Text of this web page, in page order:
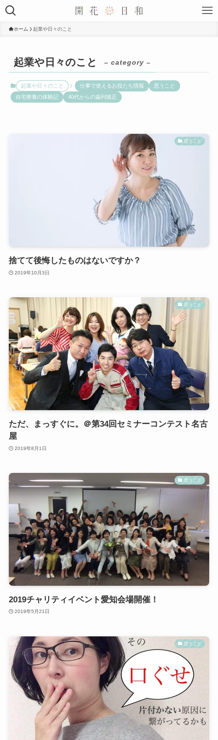
ホーム 起業や日々のこと
起業や日々のこと – category –
起業や日々のこと 仕事で使えるお役たち情報
思うこと
自宅療養の体験記
40代からの歯列矯正
思うこと
捨てて後悔したものはないですか？
2019年10月3日
思うこと
ただ、まっすぐに。＠第34回セミナーコンテスト名古
屋
2019年8月1日
思うこと
2019チャリティイベント愛知会場開催！
2019年5月21日
思うこと